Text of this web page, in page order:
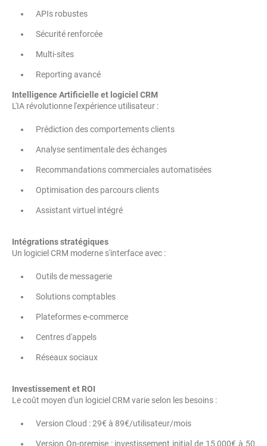
APIs robustes
Sécurité renforcée
Multi-sites
Reporting avancé
Intelligence Artificielle et logiciel CRM
L'IA révolutionne l'expérience utilisateur :
Prédiction des comportements clients
Analyse sentimentale des échanges
Recommandations commerciales automatisées
Optimisation des parcours clients
Assistant virtuel intégré
Intégrations stratégiques
Un logiciel CRM moderne s'interface avec :
Outils de messagerie
Solutions comptables
Plateformes e-commerce
Centres d'appels
Réseaux sociaux
Investissement et ROI
Le coût moyen d'un logiciel CRM varie selon les besoins :
Version Cloud : 29€ à 89€/utilisateur/mois
Version On-premise : investissement initial de 15 000€ à 50